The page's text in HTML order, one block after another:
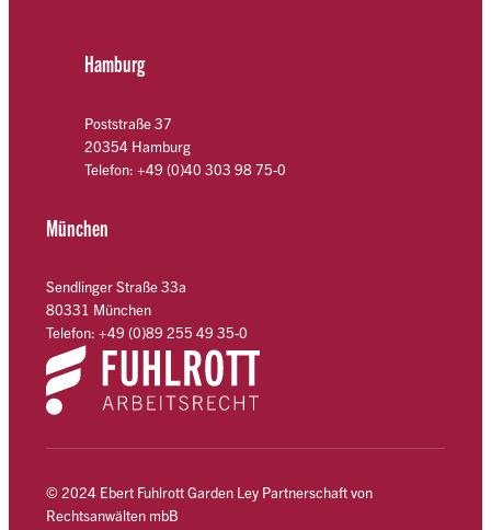
Hamburg
Poststraße 37
20354 Hamburg
Telefon: +49 (0)40 303 98 75-0
München
Sendlinger Straße 33a
80331 München
Telefon: +49 (0)89 255 49 35-0
© 2024 Ebert Fuhlrott Garden Ley Partnerschaft von
Rechtsanwälten mbB